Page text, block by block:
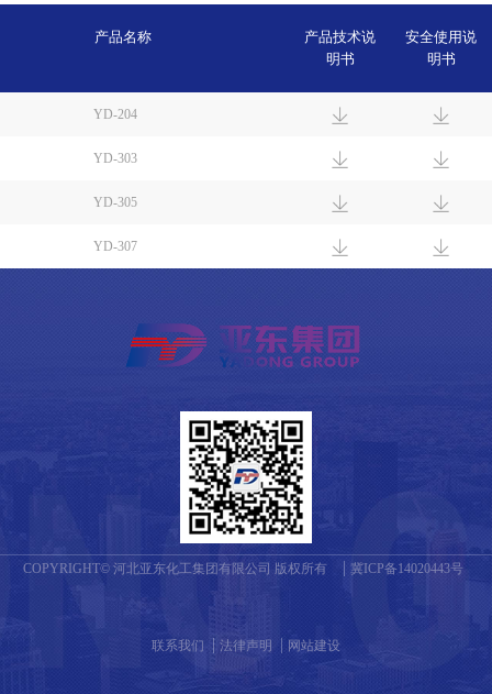
产品名称
安全使用说
明书
产品技术说
明书
YD-204
YD-303
YD-305
YD-307
COPYRIGHT© 河北亚东化工集团有限公司 版权所有 冀ICP备14020443号
联系我们 法律声明 网站建设